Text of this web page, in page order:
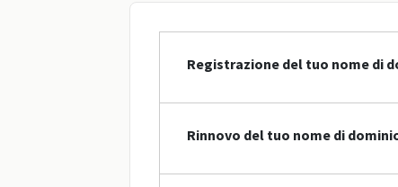
Registrazione del tuo nome di
Rinnovo del tuo nome di